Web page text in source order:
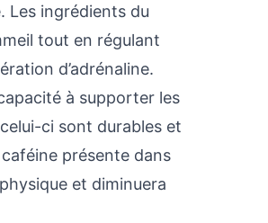
Les ingrédients du
tout en régulant
d’adrénaline.
à supporter les
ci sont durables et
caféine présente dans
et diminuera